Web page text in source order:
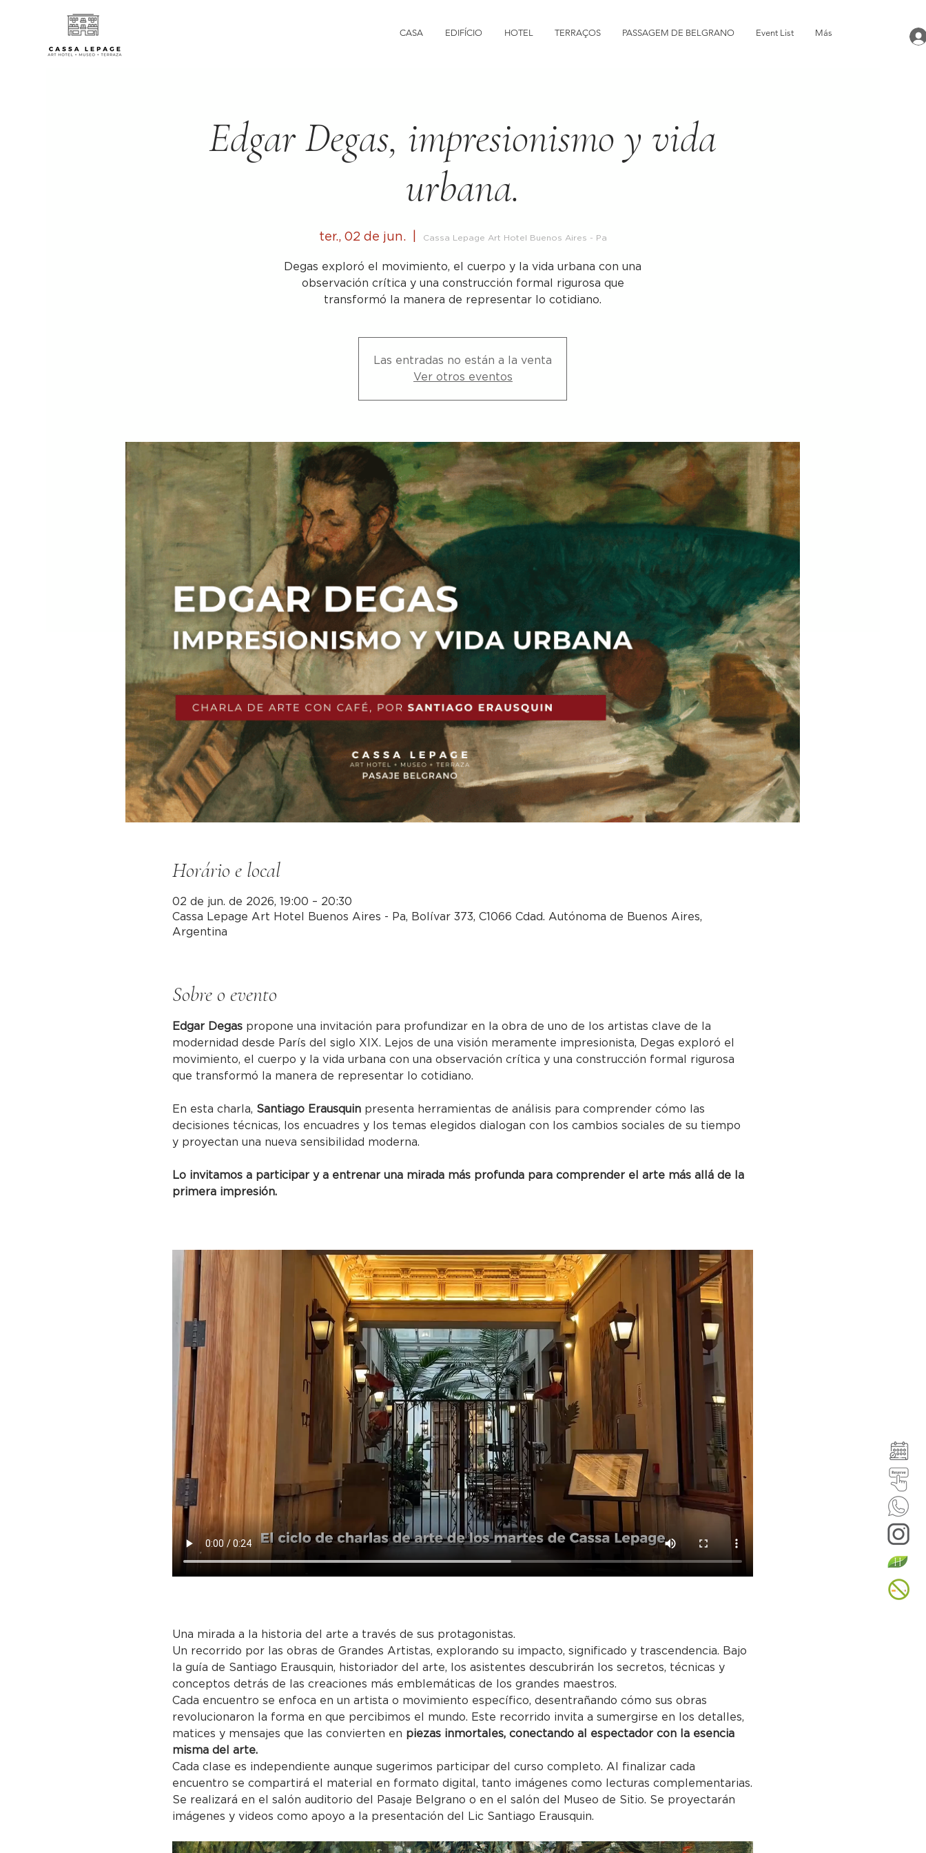
CASA EDIFÍCIO HOTEL TERRAÇOS PASSAGEM DE BELGRANO Event List Más
Edgar Degas, impresionismo y vida
urbana.
ter., 02 de jun.
  |
Cassa Lepage Art Hotel Buenos Aires - Pa
Degas exploró el movimiento, el cuerpo y la vida urbana con una
observación crítica y una construcción formal rigurosa que
transformó la manera de representar lo cotidiano.
Las entradas no están a la venta
Ver otros eventos
Horário e local
02 de jun. de 2026, 19:00 – 20:30
Cassa Lepage Art Hotel Buenos Aires - Pa, Bolívar 373, C1066 Cdad. Autónoma de Buenos Aires,
Argentina
Sobre o evento
Edgar Degas propone una invitación para profundizar en la obra de uno de los artistas clave de la
modernidad desde París del siglo XIX. Lejos de una visión meramente impresionista, Degas exploró el
movimiento, el cuerpo y la vida urbana con una observación crítica y una construcción formal rigurosa
que transformó la manera de representar lo cotidiano.
En esta charla, Santiago Erausquin presenta herramientas de análisis para comprender cómo las
decisiones técnicas, los encuadres y los temas elegidos dialogan con los cambios sociales de su tiempo
y proyectan una nueva sensibilidad moderna.
Lo invitamos a participar y a entrenar una mirada más profunda para comprender el arte más allá de la
primera impresión.
Una mirada a la historia del arte a través de sus protagonistas.
Un recorrido por las obras de Grandes Artistas, explorando su impacto, significado y trascendencia. Bajo
la guía de Santiago Erausquin, historiador del arte, los asistentes descubrirán los secretos, técnicas y
conceptos detrás de las creaciones más emblemáticas de los grandes maestros.
Cada encuentro se enfoca en un artista o movimiento específico, desentrañando cómo sus obras
revolucionaron la forma en que percibimos el mundo. Este recorrido invita a sumergirse en los detalles,
matices y mensajes que las convierten en piezas inmortales, conectando al espectador con la esencia
misma del arte.
Cada clase es independiente aunque sugerimos participar del curso completo. Al finalizar cada
encuentro se compartirá el material en formato digital, tanto imágenes como lecturas complementarias.
Se realizará en el salón auditorio del Pasaje Belgrano o en el salón del Museo de Sitio. Se proyectarán
imágenes y videos como apoyo a la presentación del Lic Santiago Erausquin.